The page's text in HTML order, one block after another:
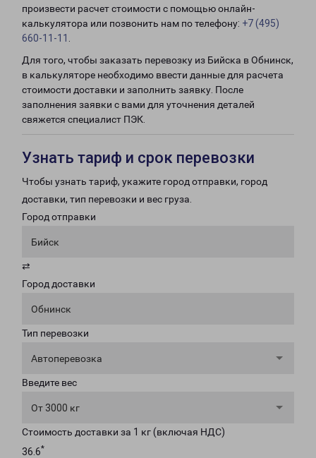
произвести расчет стоимости с помощью онлайн-
калькулятора или позвонить нам по телефону: +7 (495)
660-11-11
Для того, чтобы заказать перевозку из Бийска в Обнинск,
в калькуляторе необходимо ввести данные для расчета
стоимости доставки и заполнить заявку. После
заполнения заявки с вами для уточнения деталей
свяжется специалист ПЭК.
Узнать тариф и срок перевозки
Чтобы узнать тариф, укажите город отправки, город
доставки, тип перевозки и вес груза.
Город отправки
Бийск
⇄
Город доставки
Обнинск
Тип перевозки
Автоперевозка
Введите вес
От 3000 кг
Стоимость доставки за 1 кг (включая НДС)
36.6*